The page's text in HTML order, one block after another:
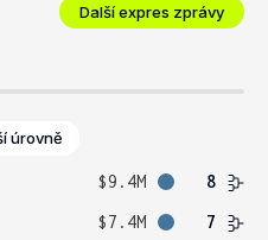
Další expres zprávy
úrovně
$9.4M
8
$7.4M 7